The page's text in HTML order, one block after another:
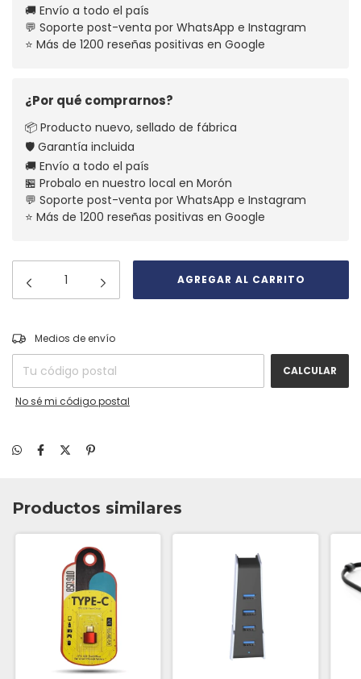
🚚 Envío a todo el país
💬 Soporte post-venta por WhatsApp e Instagram
⭐ Más de 1200 reseñas positivas en Google
¿Por qué comprarnos?
📦 Producto nuevo, sellado de fábrica
🛡️ Garantía incluida
🚚 Envío a todo el país
🏪 Probalo en nuestro local en Morón
💬 Soporte post-venta por WhatsApp e Instagram
⭐ Más de 1200 reseñas positivas en Google
Entregas para el CP:
Medios de envío
CALCULAR
No sé mi código postal
Productos similares